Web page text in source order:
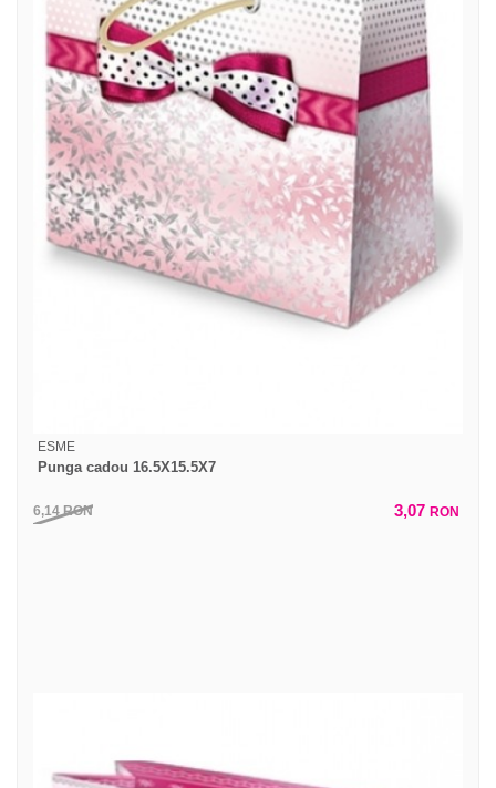
ESME
Punga cadou 16.5X15.5X7
6,14RON 3,07 RON